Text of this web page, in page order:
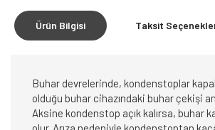
Ürün Bilgisi Taksit
Buhar devrelerinde, kondenstoplar
olduğu buhar cihazındaki buhar çekişi
Aksine kondenstop açık kalırsa, buhar